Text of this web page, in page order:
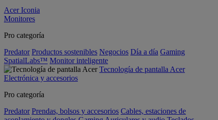
Acer Iconia
Monitores
Pro categoría
Predator Productos sostenibles Negocios Día a día Gaming
SpatialLabs™ Monitor inteligente
Tecnología de pantalla Acer
Electrónica y accesorios
Pro categoría
Predator Prendas, bolsos y accesorios Cables, estaciones de